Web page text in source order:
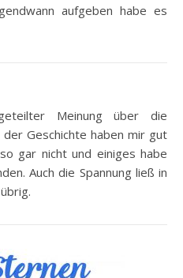
aufgeben habe es
Meinung über die
Geschichte haben mir gut
gar nicht und einiges habe
Auch die Spannung ließ in